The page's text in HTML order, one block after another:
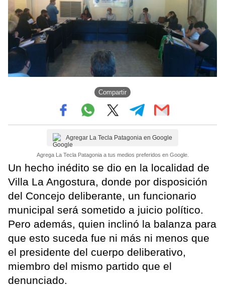
Compartir
Agregar La Tecla Patagonia en Google
Agrega La Tecla Patagonia a tus medios preferidos en Google.
Un hecho inédito se dio en la localidad de
Villa La Angostura, donde por disposición
del Concejo deliberante, un funcionario
municipal será sometido a juicio político.
Pero además, quien inclinó la balanza para
que esto suceda fue ni más ni menos que
el presidente del cuerpo deliberativo,
miembro del mismo partido que el
denunciado.